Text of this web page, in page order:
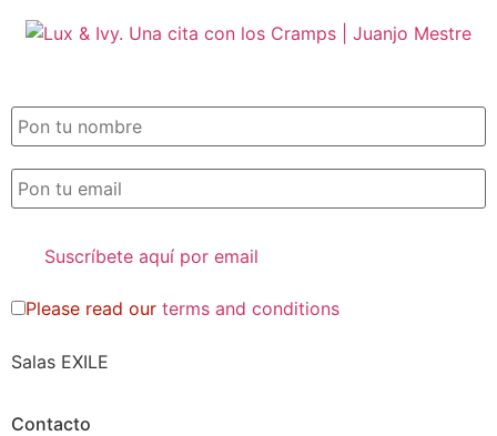
Please read our terms and conditions
Salas EXILE
Contacto